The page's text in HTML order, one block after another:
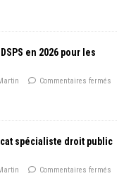
en 2026 pour les
Commentaires fermés
spécialiste droit public
Commentaires fermés